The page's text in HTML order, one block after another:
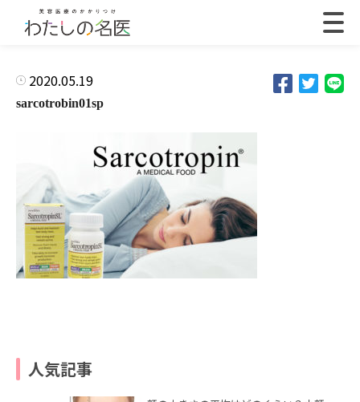
2020.05.19
sarcotrobin01sp
人気記事